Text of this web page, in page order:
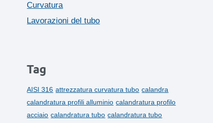
Curvatura
Lavorazioni del tubo
Tag
AISI 316 attrezzatura curvatura tubo calandra
calandratura profili alluminio calandratura profilo
acciaio calandratura tubo calandratura tubo